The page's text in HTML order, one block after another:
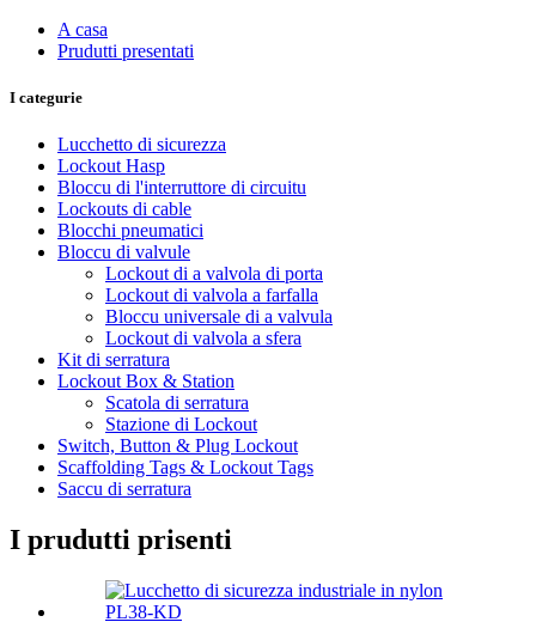
A casa
Prudutti presentati
I categurie
Lucchetto di sicurezza
Lockout Hasp
Bloccu di l'interruttore di circuitu
Lockouts di cable
Blocchi pneumatici
Bloccu di valvule
Lockout di a valvola di porta
Lockout di valvola a farfalla
Bloccu universale di a valvula
Lockout di valvola a sfera
Kit di serratura
Lockout Box & Station
Scatola di serratura
Stazione di Lockout
Switch, Button & Plug Lockout
Scaffolding Tags & Lockout Tags
Saccu di serratura
I prudutti prisenti